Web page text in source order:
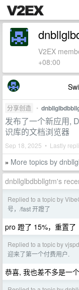
V2EX
+08:00
分享创造 •
发布了一个新应用,
识库的文档浏览器
Sep 18, 2025 • Lastly
» More topics by
dnbllglbdbbllgtm's
Replied to a topic by
号，/fast 开蹬了
pro 蹬了 15%，重置了
Replied to a topic by
迎来了第一个付费用户.
恭喜, 我也差不多是一